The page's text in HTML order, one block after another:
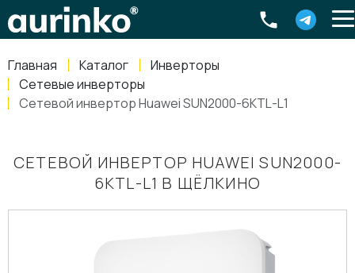
Главная Каталог
Инверторы
Сетевые инверторы
Сетевой инвертор Huawei SUN2000-6KTL-L1
СЕТЕВОЙ ИНВЕРТОР HUAWEI SUN2000-
6KTL-L1 В ЩЁЛКИНО
Россия, Свердловская область Екатеринбург ,
8-800-770-79-40